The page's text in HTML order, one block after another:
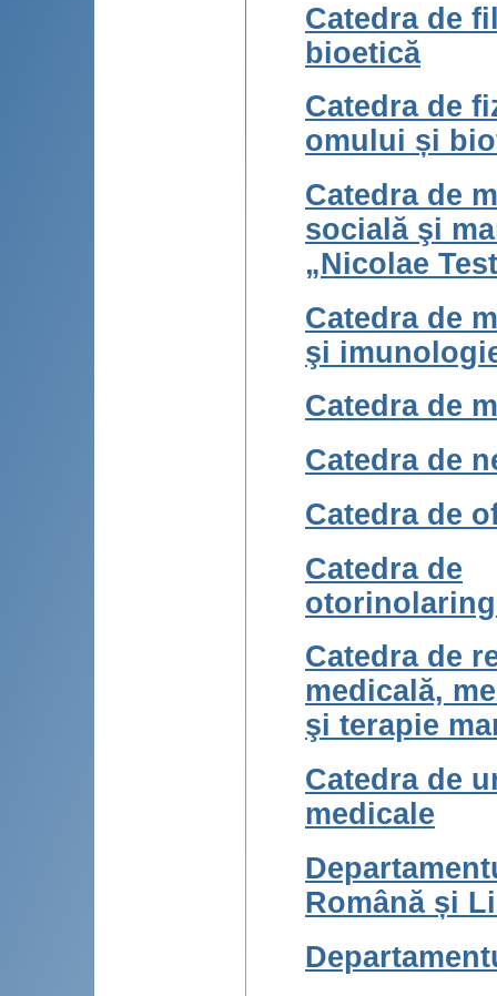
Catedra de
bioetică
Catedra de
omului și
Catedra de
socială şi
„Nicolae
Catedra de
şi
Catedra de
Catedra de
Catedra de
Catedra de
Catedra de
medicală,
şi terapie
Catedra de
medicale
Română și